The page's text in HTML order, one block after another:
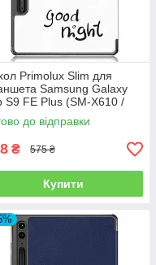
Primolux Slim для
Samsung Galaxy
S9 FE Plus (SM-X610 /
X616) 12.4" - Good Night
до відправки
₴ 575 ₴
Купити